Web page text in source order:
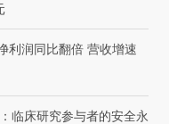
利润同比翻倍 营收增速
临床研究参与者的安全永